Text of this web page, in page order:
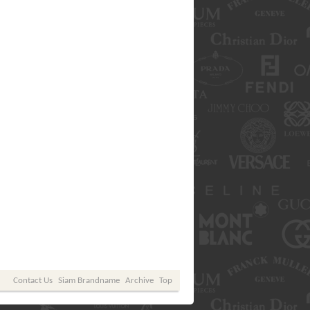
Contact Us Siam Brandname Archive Top